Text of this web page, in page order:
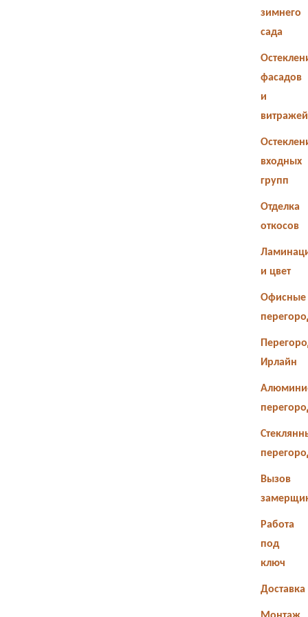
зимнего
сада
фасадов
и
витражей
входных
групп
Отделка
откосов
и цвет
Офисные
Ирлайн
Вызов
Работа
под
ключ
Доставка